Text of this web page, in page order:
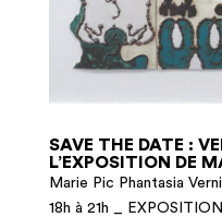
SAVE THE DATE :
L’EXPOSITION DE
Marie Pic Phantasia
18h à 21h _